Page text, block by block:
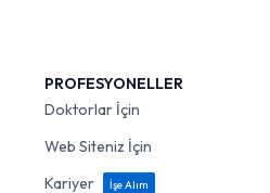
PROFESYONELLER
Doktorlar İçin
Web Siteniz İçin
Kariyer
İşe Alım